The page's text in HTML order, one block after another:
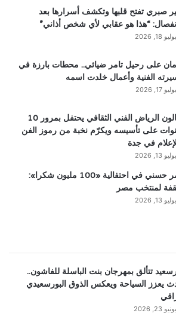
صبري تفتح قلبها وتكشف أسرارها بعد
“هذا هو عقابي لأي شخص أذاني”
يوليو 18, 2026
على رحيل تامر ضيائي.. محطات بارزة في
الفنية وأعمال خلدت اسمه
يوليو 17, 2026
صالون الرياض الفني الثقافي يحتفل بمرور 10
على تأسيسه ويكرّم نخبة من رموز الفن
في جدة
يوليو 13, 2026
تامر حسني في احتفالية «100 مليون شكرا»:
لمنتخب مصر
يوليو 13, 2026
تتألق بمهرجان بنت الباسلة للفاشون..
يعزز السياحة ويعكس الذوق البورسعيدي
يونيو 23, 2026